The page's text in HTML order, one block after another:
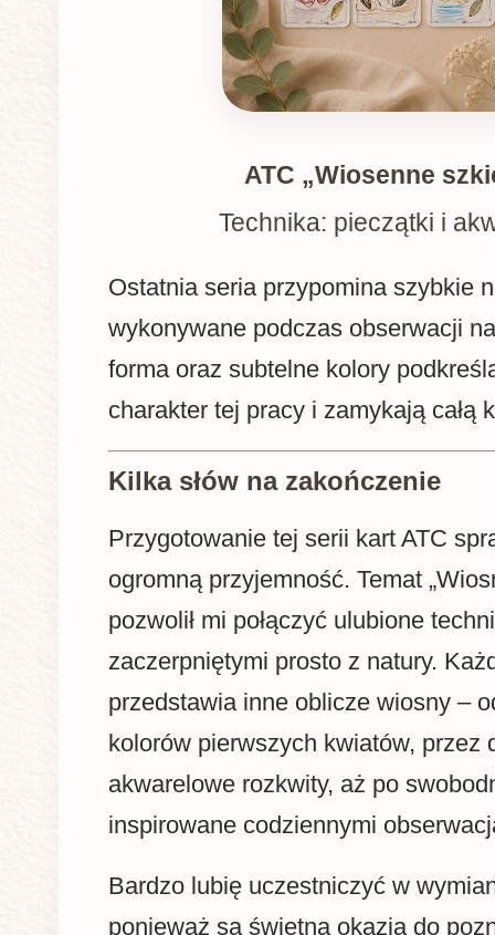
ATC „Wiosenne
Technika: pieczątki i
Ostatnia seria przypomina szybkie
wykonywane podczas obserwacji
forma oraz subtelne kolory
charakter tej pracy i zamykają całą
Kilka słów na zakończenie
Przygotowanie tej serii kart ATC
ogromną przyjemność. Temat
pozwolił mi połączyć ulubione
zaczerpniętymi prosto z natury.
przedstawia inne oblicze wiosny –
kolorów pierwszych kwiatów, przez
akwarelowe rozkwity, aż po
inspirowane codziennymi
Bardzo lubię uczestniczyć w
ponieważ są świetną okazją do